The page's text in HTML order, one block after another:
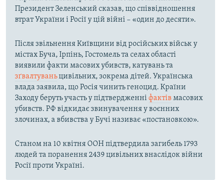
Президент Зеленський сказав, що співвідношення
втрат України і Росії у цій війні – «один до десяти».
Після звільнення Київщини від російських військ у
містах Буча, Ірпінь, Гостомель та селах області
виявили факти масових убивств, катувань та
зґвалтуваньцивільних, зокрема дітей. Українська
влада заявила, що Росія чинить геноцид. Країни
Заходу беруть участь у підтвердженні фактів масових
убивств. РФ відкидає звинувачення у воєнних
злочинах, а вбивства у Бучі називає «постановкою».
Станом на 10 квітня ООН підтвердила загибель 1793
людей та поранення 2439 цивільних внаслідок війни
Росії проти Україні.